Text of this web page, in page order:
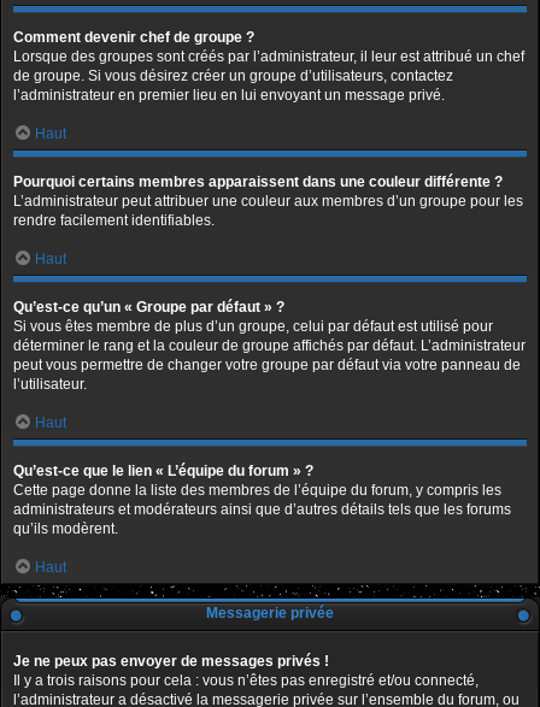
Comment devenir chef de groupe ?
Lorsque des groupes sont créés par l’administrateur, il leur est attribué un chef
de groupe. Si vous désirez créer un groupe d’utilisateurs, contactez
l’administrateur en premier lieu en lui envoyant un message privé.
Haut
Pourquoi certains membres apparaissent dans une couleur différente ?
L’administrateur peut attribuer une couleur aux membres d’un groupe pour les
rendre facilement identifiables.
Haut
Qu’est-ce qu’un « Groupe par défaut » ?
Si vous êtes membre de plus d’un groupe, celui par défaut est utilisé pour
déterminer le rang et la couleur de groupe affichés par défaut. L’administrateur
peut vous permettre de changer votre groupe par défaut via votre panneau de
l’utilisateur.
Haut
Qu’est-ce que le lien « L’équipe du forum » ?
Cette page donne la liste des membres de l’équipe du forum, y compris les
administrateurs et modérateurs ainsi que d’autres détails tels que les forums
qu’ils modèrent.
Haut
Messagerie privée
Je ne peux pas envoyer de messages privés !
Il y a trois raisons pour cela : vous n’êtes pas enregistré et/ou connecté,
l’administrateur a désactivé la messagerie privée sur l’ensemble du forum, ou